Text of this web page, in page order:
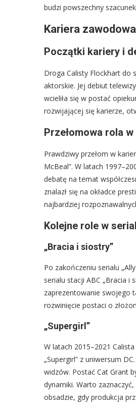
budzi powszechny
Kariera
Początki kariery i
Droga Calisty Flockhart do
aktorskie. Jej debiut
wcieliła się w postać
rozwijającej się karierze,
Przełomowa rola w
Prawdziwy przełom w
McBeal”. W latach
debatę na temat
znalazł się na okładce
najbardziej
Kolejne role w
„Bracia i siostry”
Po zakończeniu serialu
serialu stacji ABC „Bracia i
zaprezentowanie swojego
rozwinięcie postaci o
„Supergirl”
W latach 2015–2021
„Supergirl” z uniwersum
widzów. Postać Cat Grant
dynamiki. Warto
obsadzie, gdy produkcja